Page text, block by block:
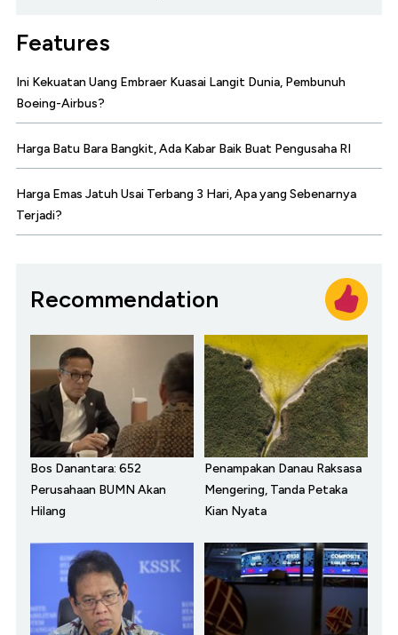
Features
Ini Kekuatan Uang Embraer Kuasai Langit Dunia, Pembunuh
Boeing-Airbus?
Harga Batu Bara Bangkit, Ada Kabar Baik Buat Pengusaha RI
Harga Emas Jatuh Usai Terbang 3 Hari, Apa yang Sebenarnya
Terjadi?
Recommendation
Bos Danantara: 652
Perusahaan BUMN Akan
Hilang
Penampakan Danau Raksasa
Mengering, Tanda Petaka
Kian Nyata